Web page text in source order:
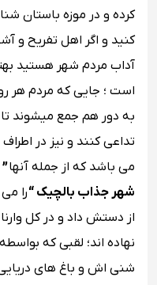
کرده و در موزه باستان‌
کنید و اگر اهل تفریح و
آداب مردم شهر هستید
است ؛ جایی که مردم
به دور هم جمع میشوند
تداعی کنند و نیز در
می باشد که از جمله آنها
شهر جذاب بالچیک “را
از دستش داد و در کل وارنا
نهاده اند؛ لقبی که
شنی اش و باغ‌ های